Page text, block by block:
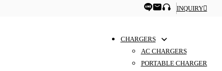
INQUIRY
CHARGERS
AC CHARGERS
PORTABLE CHARGER